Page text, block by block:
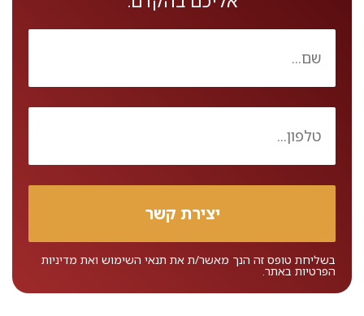
בשליחת טופס זה הנך מאשר/ת את תנאי השימוש ואת מדיניות
הפרטיות באתר.